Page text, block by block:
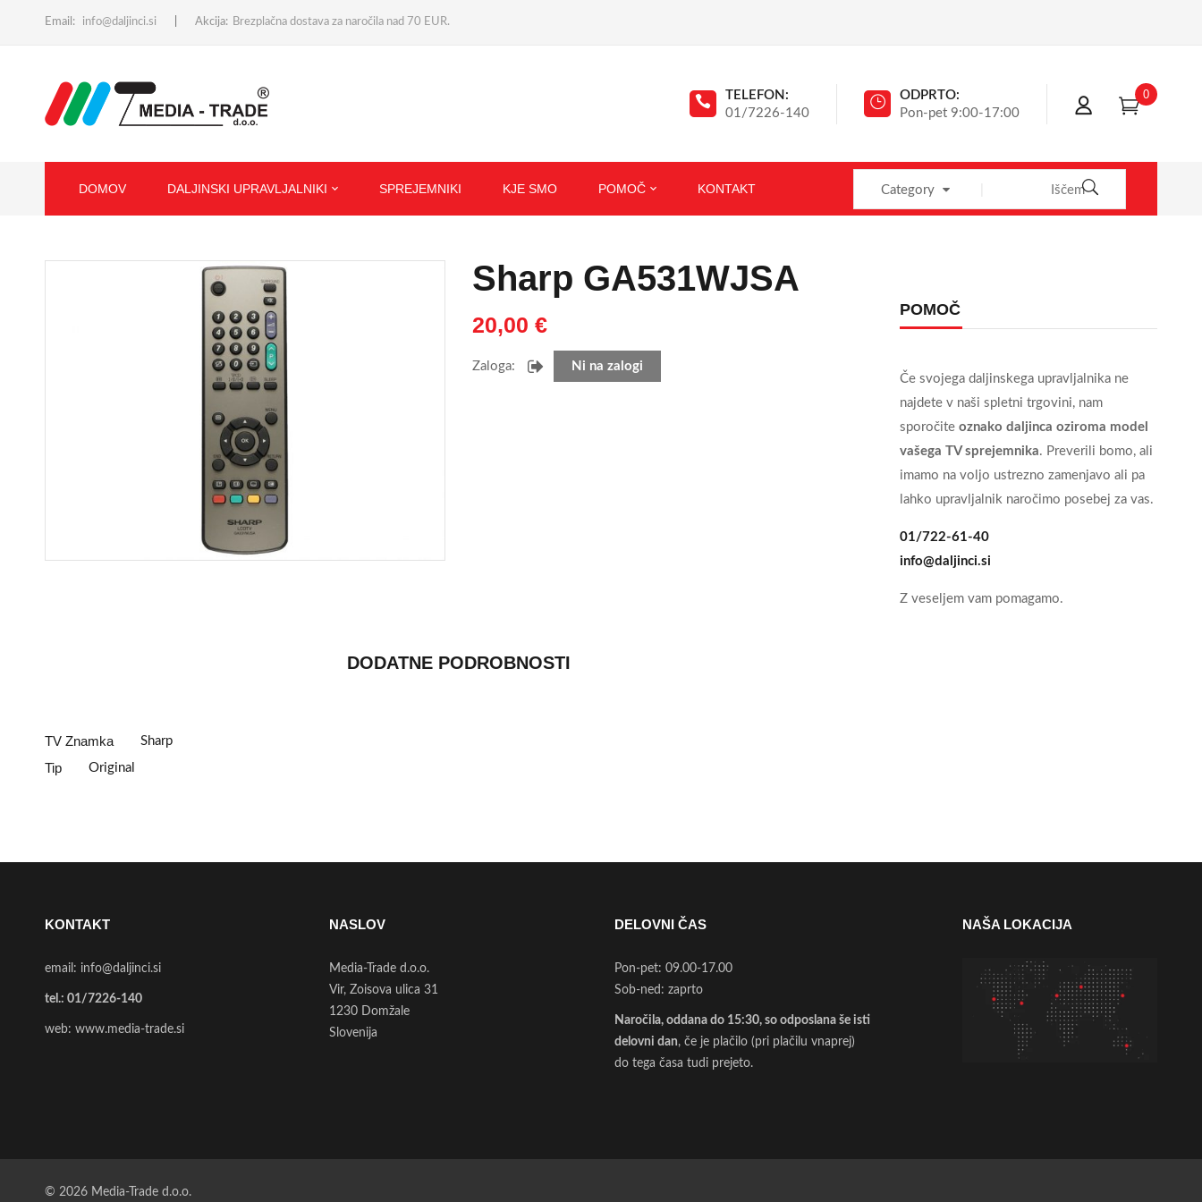
Email: info@daljinci.si Akcija: Brezplačna dostava za naročila nad 70 EUR.
TELEFON:
01/7226-140
ODPRTO:
Pon-pet 9:00-17:00
0
DOMOV DALJINSKI UPRAVLJALNIKI SPREJEMNIKI KJE SMO POMOČ KONTAKT Category
Sharp GA531WJSA
20,00 €
Zaloga: Ni na zalogi
DODATNE PODROBNOSTI
TV Znamka Sharp
Tip Original
POMOČ
Če svojega daljinskega upravljalnika ne
najdete v naši spletni trgovini, nam
sporočite oznako daljinca oziroma model
vašega TV sprejemnika. Preverili bomo, ali
imamo na voljo ustrezno zamenjavo ali pa
lahko upravljalnik naročimo posebej za vas.
01/722-61-40
info@daljinci.si
Z veseljem vam pomagamo.
KONTAKT
email: info@daljinci.si
tel.: 01/7226-140
web: www.media-trade.si
NASLOV
Media-Trade d.o.o.
Vir, Zoisova ulica 31
1230 Domžale
Slovenija
DELOVNI ČAS
Pon-pet: 09.00-17.00
Sob-ned: zaprto
Naročila, oddana do 15:30, so odposlana še isti
delovni dan, če je plačilo (pri plačilu vnaprej)
do tega časa tudi prejeto.
NAŠA LOKACIJA
© 2026 Media-Trade d.o.o.